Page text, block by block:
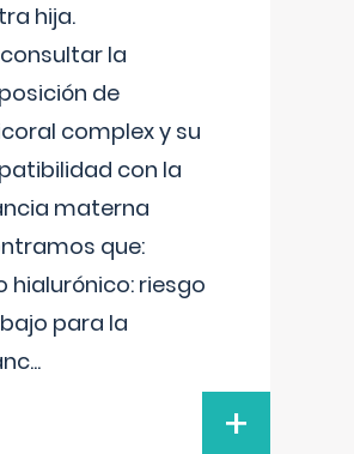
hija.
la
de
complex y su
con la
materna
que:
hialurónico: riesgo
para la
...
+